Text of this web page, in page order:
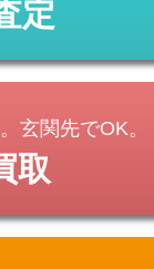
定
玄関先でOK。
取